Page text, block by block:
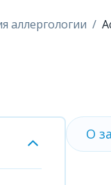
аллергологии
О